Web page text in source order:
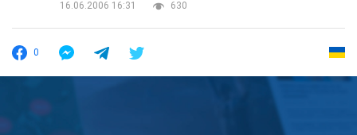
16.06.2006 16:31
630
0